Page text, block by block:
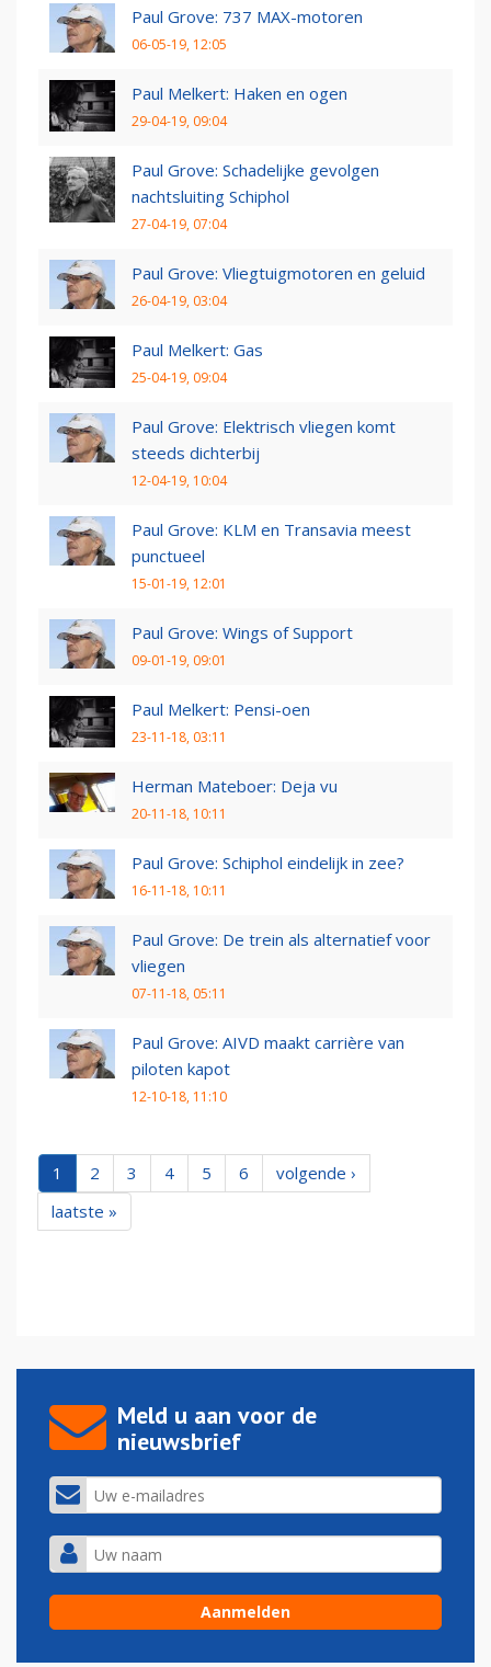
Paul Grove: 737 MAX-motoren
06-05-19, 12:05
Paul Melkert: Haken en ogen
29-04-19, 09:04
Paul Grove: Schadelijke gevolgen
nachtsluiting Schiphol
27-04-19, 07:04
Paul Grove: Vliegtuigmotoren en geluid
26-04-19, 03:04
Paul Melkert: Gas
25-04-19, 09:04
Paul Grove: Elektrisch vliegen komt
steeds dichterbij
12-04-19, 10:04
Paul Grove: KLM en Transavia meest
punctueel
15-01-19, 12:01
Paul Grove: Wings of Support
09-01-19, 09:01
Paul Melkert: Pensi-oen
23-11-18, 03:11
Herman Mateboer: Deja vu
20-11-18, 10:11
Paul Grove: Schiphol eindelijk in zee?
16-11-18, 10:11
Paul Grove: De trein als alternatief voor
vliegen
07-11-18, 05:11
Paul Grove: AIVD maakt carrière van
piloten kapot
12-10-18, 11:10
1 2 3 4 5 6
volgende ›
laatste »
Meld u aan voor de
nieuwsbrief